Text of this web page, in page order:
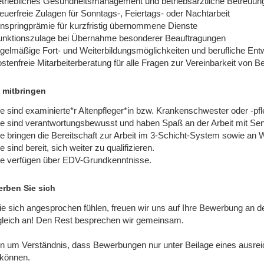
Zulagen für Sonntags-, Feiertags- oder Nachtarbeit
für kurzfristig übernommene Dienste
bei Übernahme besonderer Beauftragungen
Fort- und Weiterbildungsmöglichkeiten und berufliche
Mitarbeiterberatung für alle Fragen zur Vereinbarkeit von
mitbringen
sind examinierte*r Altenpfleger*in bzw. Krankenschwester oder -
sind verantwortungsbewusst und haben Spaß an der Arbeit mit
bringen die Bereitschaft zur Arbeit im 3-Schicht-System sowie an
sind bereit, sich weiter zu qualifizieren.
verfügen über EDV-Grundkenntnisse.
Sie sich
sich angesprochen fühlen, freuen wir uns auf Ihre Bewerbung an
an! Den Rest besprechen wir gemeinsam.
um Verständnis, dass Bewerbungen nur unter Beilage eines